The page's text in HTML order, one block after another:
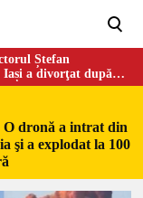
Ștefan
a divorţat după
dronă a intrat din
şi a explodat la 100